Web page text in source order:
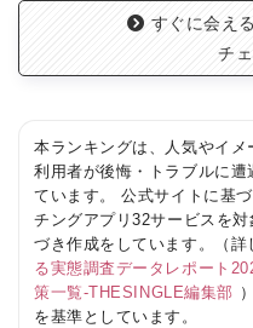
すぐに会え
チ
本ランキングは、人気やイメ
利用者が後悔・トラブルに
ています。 公式サイトに基
チングアプリ32サービスを
づき作成をしています。（詳
る実態調査データレポート
策一覧-THESINGLE編集部
を基準としています。